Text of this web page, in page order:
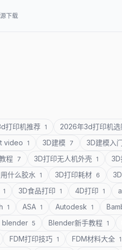
下载
打印机推荐 1 2026年3d打印机选
video 1 3D建模 7 3D建模入
程 7 3D打印无人机外壳 1 3D
什么胶水 1 3D打印耗材 6
1 3D食品打印 1 4D打印 1
1 ASA 1 Autodesk 1
blender 5 Blender新手教程 1
FDM打印技巧 1 FDM材料大全 1